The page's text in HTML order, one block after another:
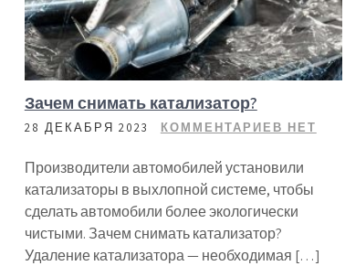
Зачем снимать катализатор?
28 ДЕКАБРЯ 2023 КОММЕНТАРИЕВ НЕТ
Производители автомобилей установили
катализаторы в выхлопной системе, чтобы
сделать автомобили более экологически
чистыми. Зачем снимать катализатор?
Удаление катализатора — необходимая […]